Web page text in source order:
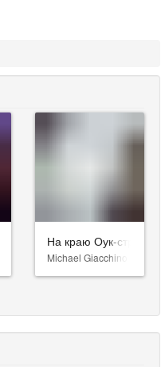
3 На краю Оук-стрит
Michael Giacchino